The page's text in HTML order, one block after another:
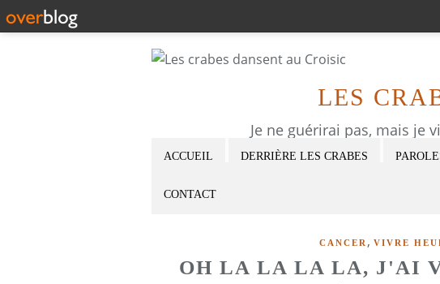
LES
Je ne guérirai pas, mais je
ACCUEIL DERRIÈRE LES CRABES
CONTACT
CANCER , VIVRE
OH LA LA LA LA, J'AI